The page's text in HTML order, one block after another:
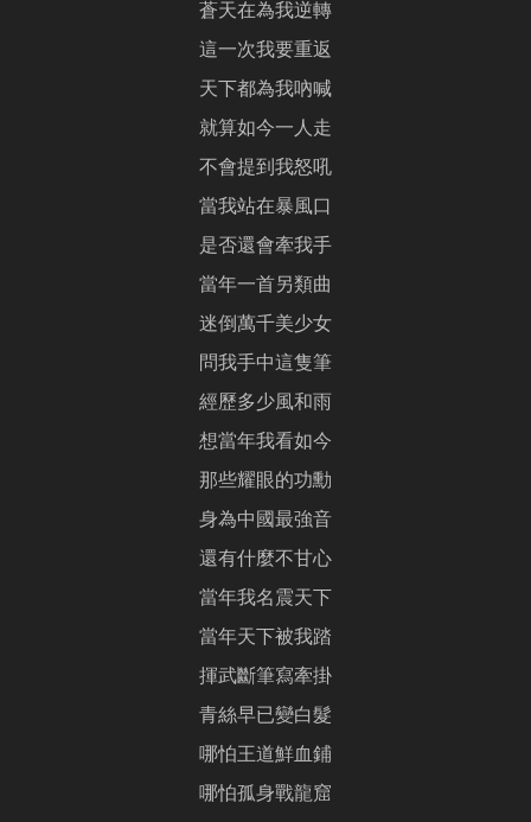
蒼天在為我逆轉
這一次我要重返
天下都為我吶喊
就算如今一人走
不會提到我怒吼
當我站在暴風口
是否還會牽我手
當年一首另類曲
迷倒萬千美少女
問我手中這隻筆
經歷多少風和雨
想當年我看如今
那些耀眼的功勳
身為中國最強音
還有什麼不甘心
當年我名震天下
當年天下被我踏
揮武斷筆寫牽掛
青絲早已變白髮
哪怕王道鮮血鋪
哪怕孤身戰龍窟